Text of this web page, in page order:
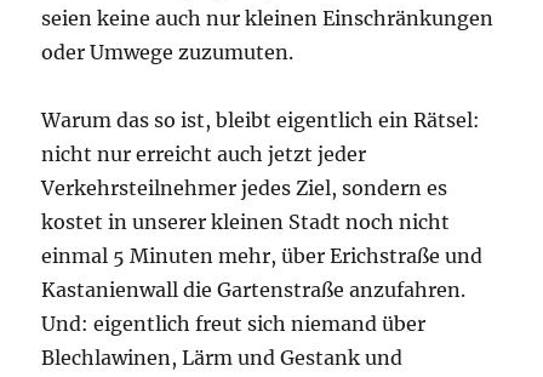
seien keine auch nur kleinen Einschränkungen
oder Umwege zuzumuten.
Warum das so ist, bleibt eigentlich ein Rätsel:
nicht nur erreicht auch jetzt jeder
Verkehrsteilnehmer jedes Ziel, sondern es
kostet in unserer kleinen Stadt noch nicht
einmal 5 Minuten mehr, über Erichstraße und
Kastanienwall die Gartenstraße anzufahren.
Und: eigentlich freut sich niemand über
Blechlawinen, Lärm und Gestank und